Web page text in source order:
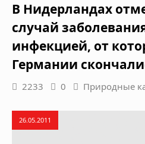
В Нидерландах
случай
инфекцией, от
Германии
2233 0 Природные
26.05.2011